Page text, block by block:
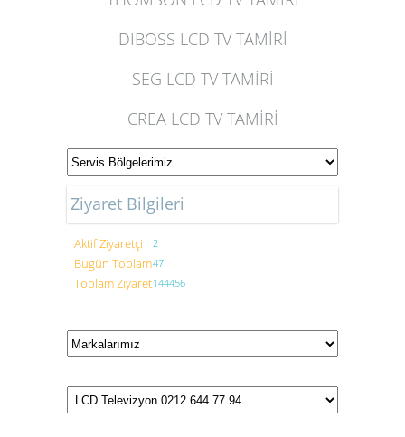
DIBOSS LCD TV TAMİRİ
SEG LCD TV TAMİRİ
CREA LCD TV TAMİRİ
Ziyaret Bilgileri
Aktif Ziyaretçi 2
Bugün Toplam47
Toplam Ziyaret144456